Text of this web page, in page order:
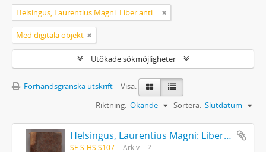
Helsingus, Laurentius Magni: Liber antiphonarius
Med digitala objekt
Utökade sökmöjligheter
Förhandsgranska utskrift
Visa:
Sortera: Slutdatum
Riktning: Ökande
Helsingus, Laurentius Magni: Liber antiphonarius
SE S-HS S107 Arkiv ?